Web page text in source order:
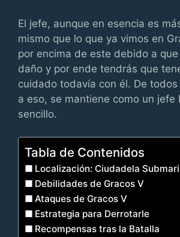
El jefe, aunque en esencia es
mismo que lo que ya vimos en
por encima de este debido a
daño y por ende tendrás que
cuidado todavía con él. De
a eso, se mantiene como un jefe
sencillo.
Tabla de Contenidos
Localización: Ciudadela
Debilidades de Gracos V
Ataques de Gracos V
Estrategia para Derrotarle
Recompensas tras la Batalla